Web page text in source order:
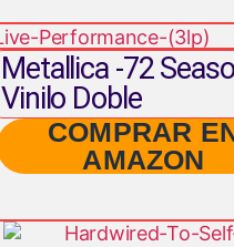
Metallica -72
Vinilo Doble
COMPRAR
AMAZON